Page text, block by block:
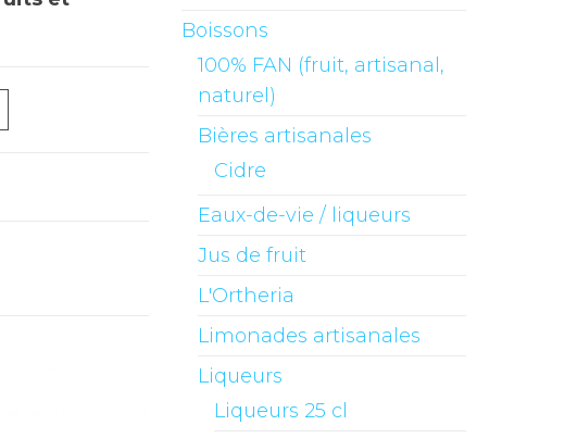
Boissons
100% FAN (fruit, artisanal,
naturel)
Bières artisanales
Cidre
Eaux-de-vie / liqueurs
Jus de fruit
L'Ortheria
Limonades artisanales
Liqueurs
Liqueurs 25 cl